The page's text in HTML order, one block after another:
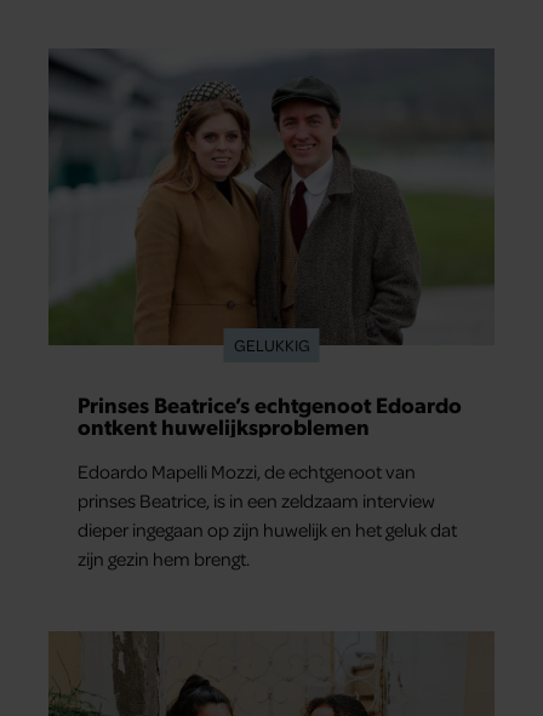
GELUKKIG
Prinses Beatrice’s echtgenoot Edoardo
ontkent huwelijksproblemen
Edoardo Mapelli Mozzi, de echtgenoot van
prinses Beatrice, is in een zeldzaam interview
dieper ingegaan op zijn huwelijk en het geluk dat
zijn gezin hem brengt.